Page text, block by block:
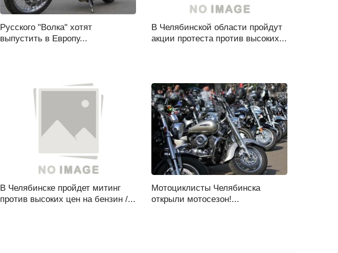
Русского "Волка" хотят
выпустить в Европу...
В Челябинской области пройдут
акции протеста против высоких...
В Челябинске пройдет митинг
против высоких цен на бензин /...
Мотоциклисты Челябинска
открыли мотосезон!...